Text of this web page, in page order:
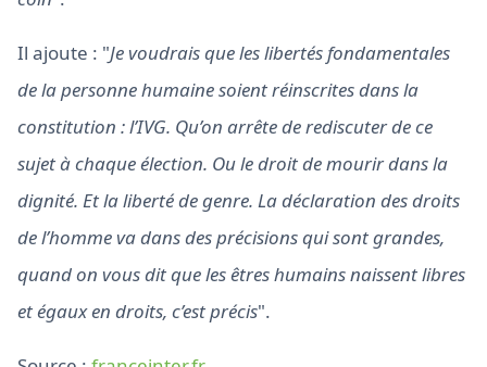
Il ajoute : "Je voudrais que les libertés fondamentales
de la personne humaine soient réinscrites dans la
constitution : l’IVG. Qu’on arrête de rediscuter de ce
sujet à chaque élection. Ou le droit de mourir dans la
dignité. Et la liberté de genre. La déclaration des droits
de l’homme va dans des précisions qui sont grandes,
quand on vous dit que les êtres humains naissent libres
et égaux en droits, c’est précis".